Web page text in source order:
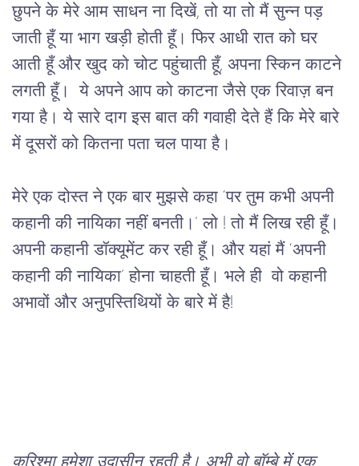
छुपने के मेरे आम साधन ना दिखें, तो या तो मैं सुन्न पड़
जाती हूँ या भाग खड़ी होती हूँ। फिर आधी रात को घर
आती हूँ और खुद को चोट पहुंचाती हूँ, अपना स्किन काटने
लगती हूँ। ये अपने आप को काटना जैसे एक रिवाज़ बन
गया है। ये सारे दाग इस बात की गवाही देते हैं कि मेरे बारे
में दूसरों को कितना पता चल पाया है।
मेरे एक दोस्त ने एक बार मुझसे कहा ‘पर तुम कभी अपनी
कहानी की नायिका नहीं बनती। ’ लो ! तो मैं लिख रही हूँ।
अपनी कहानी डॉक्यूमेंट कर रही हूँ। और यहां मैं ‘अपनी
कहानी की नायिका’ होना चाहती हूँ। भले ही वो कहानी
अभावों और अनुपस्तिथियों के बारे में है!